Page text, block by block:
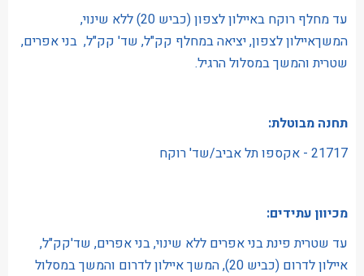
עד מחלף רוקח באיילון לצפון (כביש 20) ללא שינוי,
המשךאיילון לצפון, יציאה במחלף קק"ל, שד' קק"ל, בני אפרים,
שטרית והמשך במסלול הרגיל.
תחנה מבוטלת:
21717 - אקספו תל אביב/שד' רוקח
מכיוון עתידים:
עד שטרית פינת בני אפרים ללא שינוי, בני אפרים, שד'קק"ל,
איילון לדרום (כביש 20), המשך איילון לדרום והמשך במסלול